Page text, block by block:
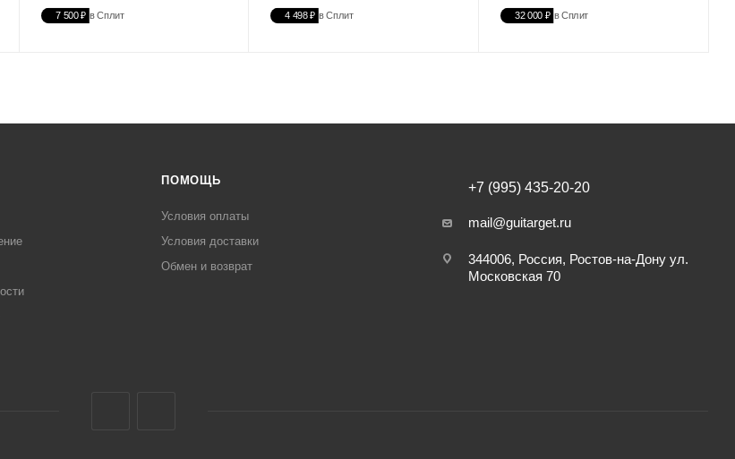
7 500 ₽ в Сплит 4 498 ₽ в Сплит 32 000 ₽ в Сплит
ПОМОЩЬ
Условия оплаты
Условия доставки
Обмен и возврат
+7 (995) 435-20-20
mail@guitarget.ru
344006, Россия, Ростов-на-Дону ул.
Московская 70